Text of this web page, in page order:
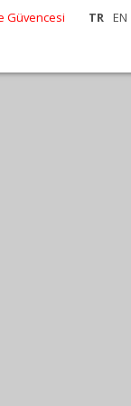
TR EN
Güvencesi